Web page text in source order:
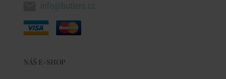
info@butlers.cz
NÁŠ E-SHOP